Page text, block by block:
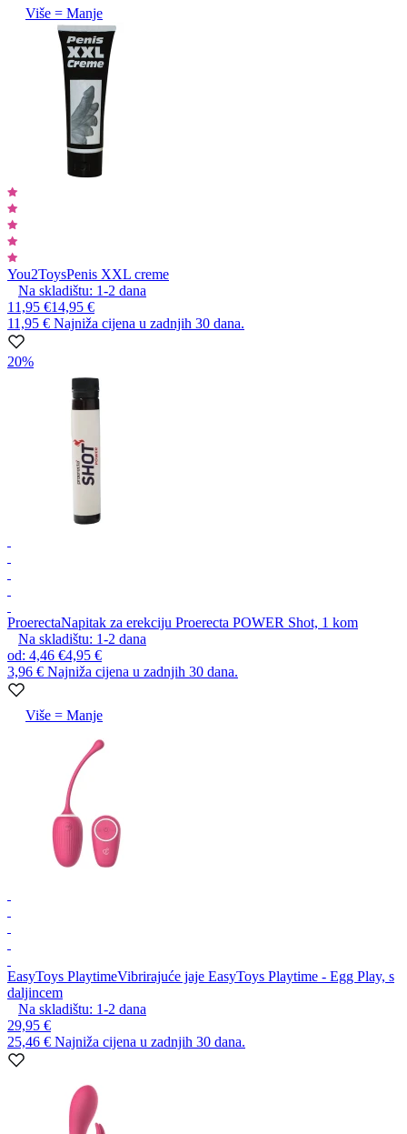
Više = Manje
You2ToysPenis XXL creme
Na skladištu: 1-2 dana
11,95 €14,95 €
11,95 € Najniža cijena u zadnjih 30 dana.
20%
ProerectaNapitak za erekciju Proerecta POWER Shot, 1 kom
Na skladištu: 1-2 dana
od: 4,46 €4,95 €
3,96 € Najniža cijena u zadnjih 30 dana.
Više = Manje
EasyToys PlaytimeVibrirajuće jaje EasyToys Playtime - Egg Play, s
daljincem
Na skladištu: 1-2 dana
29,95 €
25,46 € Najniža cijena u zadnjih 30 dana.